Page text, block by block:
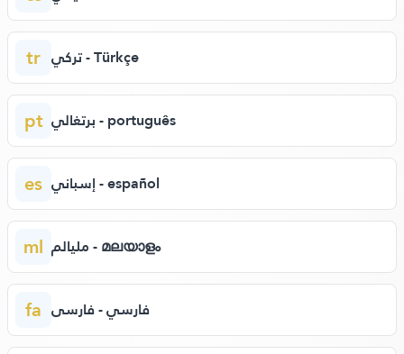
tr تركي - Türkçe
pt برتغالي - português
es إسباني - español
ml مليالم - മലയാളം
fa فارسي - فارسی